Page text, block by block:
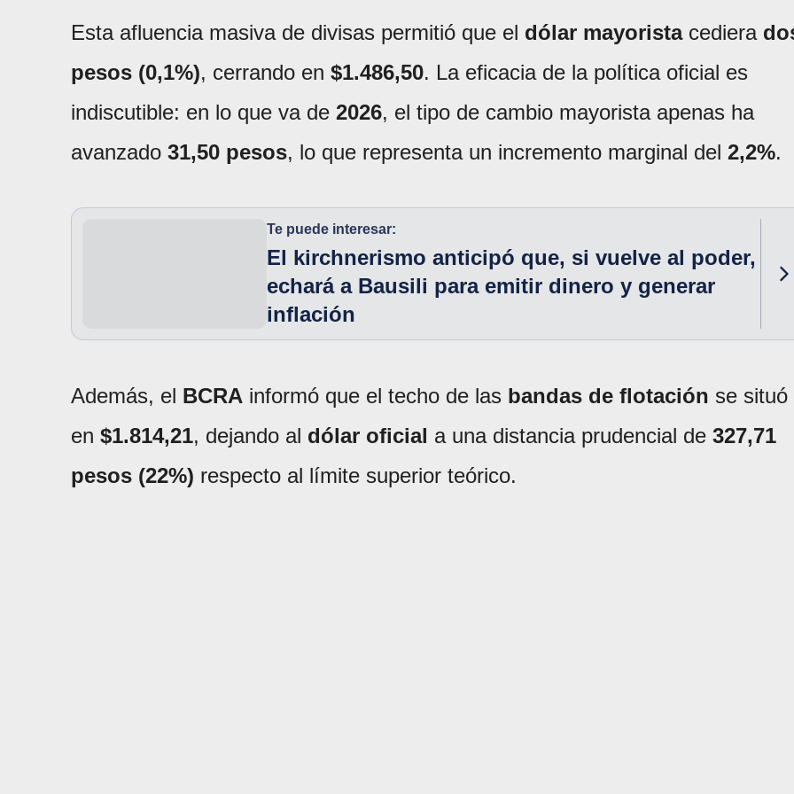
Esta afluencia masiva de divisas permitió que el dólar mayoristacediera
pesos (0,1%), cerrando en $1.486,50. La eficacia de la política oficial es
indiscutible: en lo que va de 2026, el tipo de cambio mayorista apenas ha
avanzado 31,50 pesos, lo que representa un incremento marginal del 2,2%.
Te puede interesar:
El kirchnerismo anticipó que, si vuelve al poder,
echará a Bausili para emitir dinero y generar
inflación
Además, el BCRA informó que el techo de las bandas de flotación se situó
en $1.814,21, dejando al dólar oficial a una distancia prudencial de 327,71
pesos (22%) respecto al límite superior teórico.